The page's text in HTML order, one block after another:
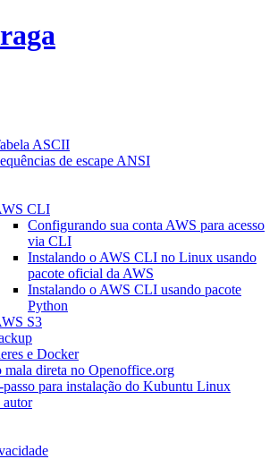
ASCII
de escape ANSI
CLI
Configurando sua conta AWS para acesso
via CLI
Instalando o AWS CLI no Linux usando
pacote oficial da AWS
Instalando o AWS CLI usando pacote
Python
S3
e Docker
mala direta no Openoffice.org
passo para instalação do Kubuntu Linux
autor